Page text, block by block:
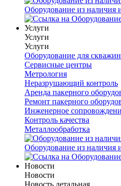
Оборудование из наличия
Услуги
Услуги
Услуги
Оборудование для скважин
Сервисные центры
Метрология
Неразрушающий контроль
Аренда пакерного
Ремонт пакерного
Инженерное
Контроль качества
Металлообработка
Оборудование из наличия
Новости
Новости
Новость детальная